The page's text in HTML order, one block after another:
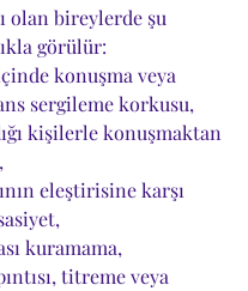
olan bireylerde şu
görülür:
konuşma veya
sergileme korkusu,
kişilerle konuşmaktan
eleştirisine karşı
kuramama,
titreme veya